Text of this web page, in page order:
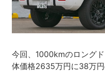
今回、1000kmのロング
体価格2635万円に38万